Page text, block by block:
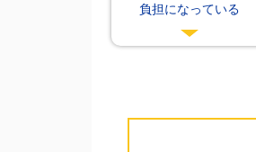
負担になっている